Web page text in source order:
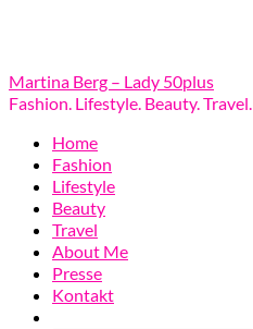
Martina Berg – Lady 50plus
Fashion. Lifestyle. Beauty. Travel.
Home
Fashion
Lifestyle
Beauty
Travel
About Me
Presse
Kontakt